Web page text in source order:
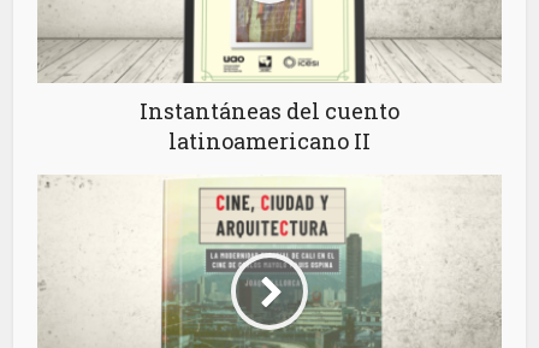
Instantáneas del cuento
latinoamericano II